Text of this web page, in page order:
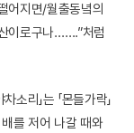
어지면/월출동녘의
이로구나…….”처럼
소리」는 「몬들가락」
배를 저어 나갈 때와